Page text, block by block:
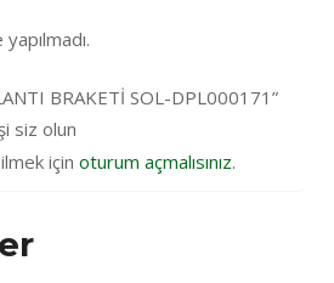
BRAKETİ SOL-DPL000171”
siz olun
için oturum açmalısınız.